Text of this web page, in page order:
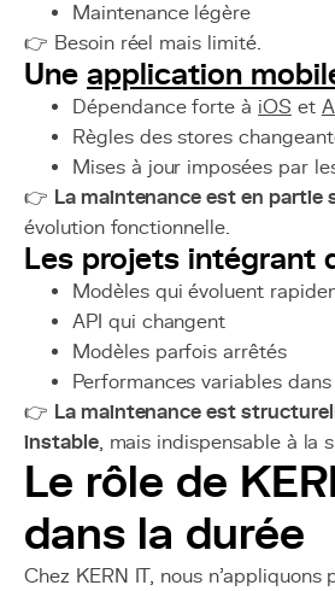
Maintenance légère
👉 Besoin réel mais limité.
Une application
Dépendance forte à iOS et
Règles des stores
Mises à jour imposées par
👉 La maintenance est en partie
évolution fonctionnelle.
Les projets intégrant
Modèles qui évoluent
API qui changent
Modèles parfois arrêtés
Performances variables
👉 La maintenance est
instable, mais indispensable à la
Le rôle de
dans la durée
Chez KERN IT, nous n’appliquons